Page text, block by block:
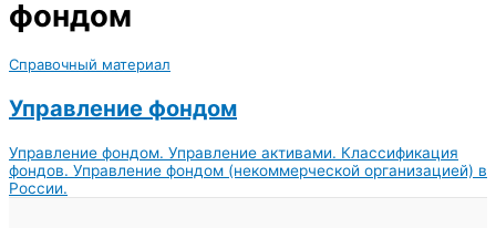
фондом
Справочный материал
Управление фондом
Управление фондом. Управление активами. Классификация
фондов. Управление фондом (некоммерческой организацией) в
России.